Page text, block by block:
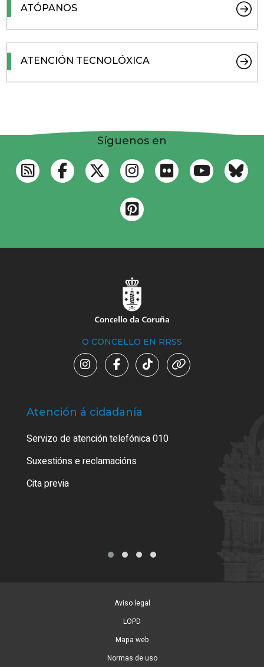
ATÓPANOS
ATENCIÓN TECNOLÓXICA
Síguenos en
O CONCELLO EN RRSS
Atención á cidadanía
Servizo de atención telefónica 010
Suxestións e reclamacións
Cita previa
Aviso legal
LOPD
Mapa web
Normas de uso